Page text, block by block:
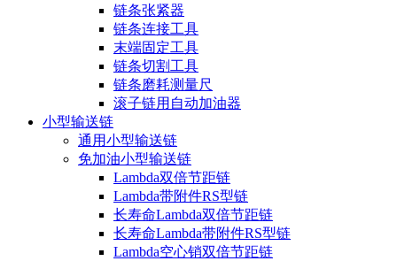
链条张紧器
链条连接工具
末端固定工具
链条切割工具
链条磨耗测量尺
滚子链用自动加油器
小型输送链
通用小型输送链
免加油小型输送链
Lambda双倍节距链
Lambda带附件RS型链
长寿命Lambda双倍节距链
长寿命Lambda带附件RS型链
Lambda空心销双倍节距链